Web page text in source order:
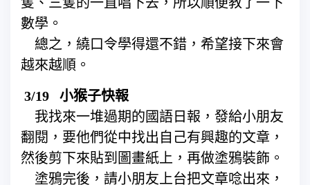
數學。
總之，繞口令學得還不錯，希望接下來會
越來越順。
3/19 小猴子快報
我找來一堆過期的國語日報，發給小朋友
翻閱，要他們從中找出自己有興趣的文章，
然後剪下來貼到圖畫紙上，再做塗鴉裝飾。
塗鴉完後，請小朋友上台把文章唸出來，